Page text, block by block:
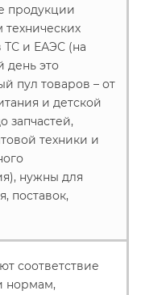
продукции
ТС и ЕАЭС (на
день это
пул товаров – от
и детской
запчастей,
техники и
нужны для
поставок,
соответствие
нормам,